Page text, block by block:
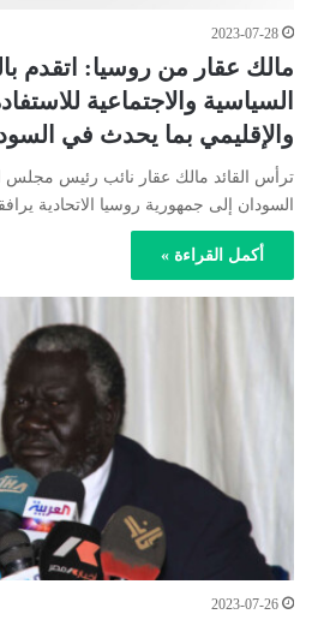
2023-07-28
مالك عقار من روسيا: اتقدم
السياسية والاجتماعية
والإقليمي بما يحدث في
ترأس القائد مالك عقار نائب رئيس مجلس
السودان إلى جمهورية روسيا الاتحادية
أكمل القراءة »
2023-07-26